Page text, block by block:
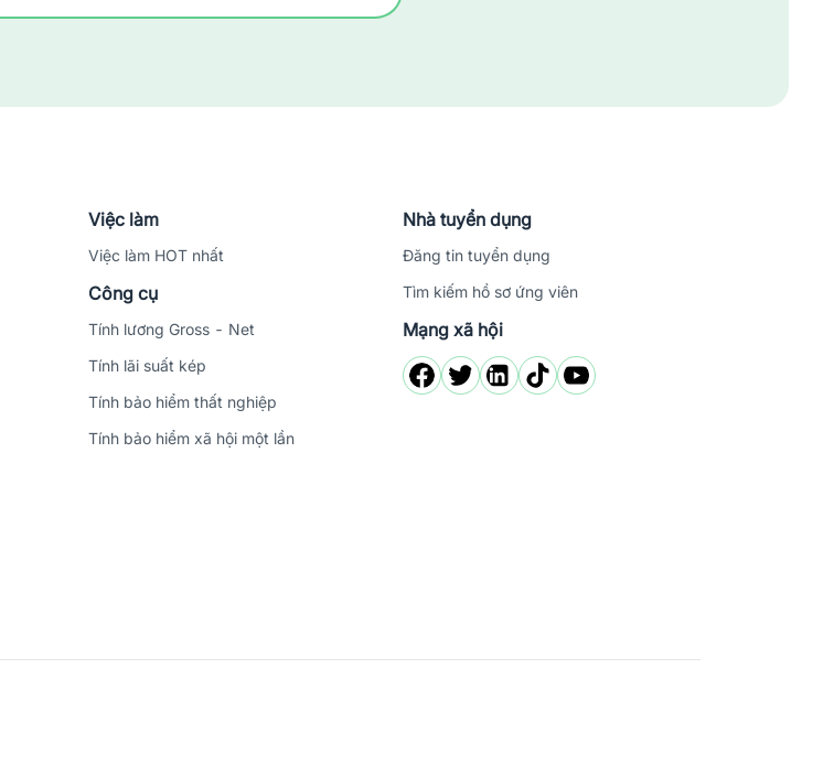
Việc làm
Việc làm HOT nhất
Công cụ
Tính lương Gross - Net
Tính lãi suất kép
Tính bảo hiểm thất nghiệp
Tính bảo hiểm xã hội một lần
Nhà tuyển dụng
Đăng tin tuyển dụng
Tìm kiếm hồ sơ ứng viên
Mạng xã hội